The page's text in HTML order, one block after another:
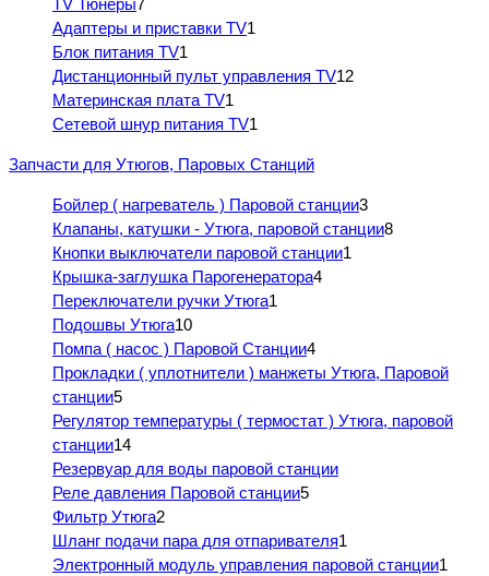
TV Тюнеры7
Адаптеры и приставки TV1
Блок питания TV1
Дистанционный пульт управления TV12
Материнская плата TV1
Сетевой шнур питания TV1
Запчасти для Утюгов, Паровых Станций
Бойлер ( нагреватель ) Паровой станции3
Клапаны, катушки - Утюга, паровой станции8
Кнопки выключатели паровой станции1
Крышка-заглушка Парогенератора4
Переключатели ручки Утюга1
Подошвы Утюга10
Помпа ( насос ) Паровой Станции4
Прокладки ( уплотнители ) манжеты Утюга, Паровой
станции5
Регулятор температуры ( термостат ) Утюга, паровой
станции14
Резервуар для воды паровой станции
Реле давления Паровой станции5
Фильтр Утюга2
Шланг подачи пара для отпаривателя1
Электронный модуль управления паровой станции1